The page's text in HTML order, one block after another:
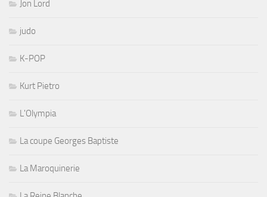
Jon Lord
judo
K-POP
Kurt Pietro
L'Olympia
La coupe Georges Baptiste
La Maroquinerie